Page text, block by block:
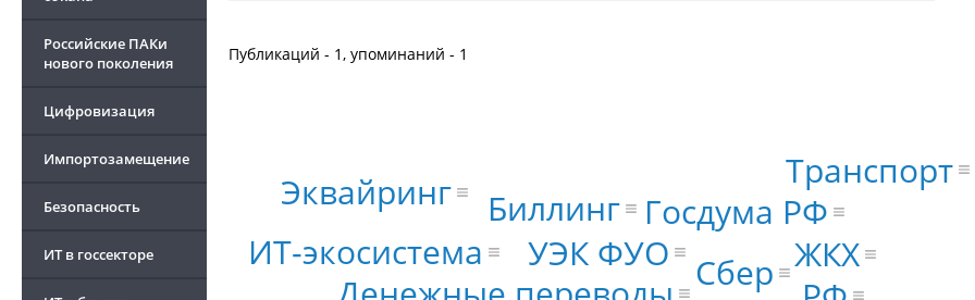
Российские ПАКи
нового поколения
Цифровизация
Импортозамещение
Безопасность
ИТ в госсекторе
Публикаций - 1, упоминаний - 1
УЭК ФУО Сбер
Госдума РФ
Биллинг
Эквайринг
ИТ-экосистема
Транспорт
ЖКХ